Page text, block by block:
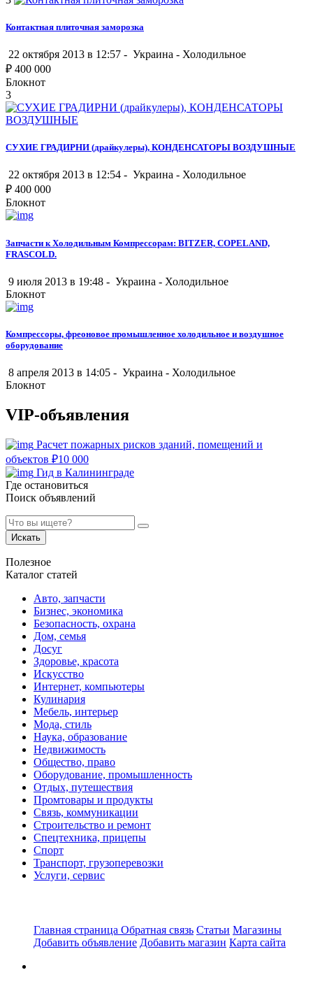
Контактная плиточная заморозка
22 октября 2013 в 12:57 - Украина - Холодильное
₽ 400 000
Блокнот
3
СУХИЕ ГРАДИРНИ (драйкулеры), КОНДЕНСАТОРЫ ВОЗДУШНЫЕ
22 октября 2013 в 12:54 - Украина - Холодильное
₽ 400 000
Блокнот
Запчасти к Холодильным Компрессорам: BITZER, COPELAND,
FRASCOLD.
9 июля 2013 в 19:48 - Украина - Холодильное
Блокнот
Компрессоры, фреоновое промышленное холодильное и воздушное
оборудование
8 апреля 2013 в 14:05 - Украина - Холодильное
Блокнот
VIP-объявления
Расчет пожарных рисков зданий, помещений и
объектов ₽10 000
Гид в Калининграде
Где остановиться
Поиск объявлений
Искать
Полезное
Каталог статей
Авто, запчасти
Бизнес, экономика
Безопасность, охрана
Дом, семья
Досуг
Здоровье, красота
Искусство
Интернет, компьютеры
Кулинария
Мебель, интерьер
Мода, стиль
Наука, образование
Недвижимость
Общество, право
Оборудование, промышленность
Отдых, путешествия
Промтовары и продукты
Связь, коммуникации
Строительство и ремонт
Спецтехника, прицепы
Спорт
Транспорт, грузоперевозки
Услуги, сервис
Главная страница Обратная связь Статьи Магазины
Добавить объявление Добавить магазин Карта сайта